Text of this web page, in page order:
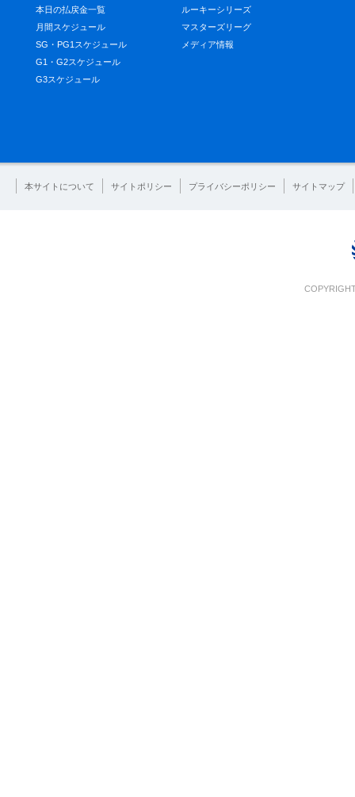
本日の払戻金一覧
月間スケジュール
SG・PG1スケジュール
G1・G2スケジュール
G3スケジュール
ルーキーシリーズ
マスターズリーグ
メディア情報
本サイトについて サイトポリシー プライバシーポリシー サイトマップ